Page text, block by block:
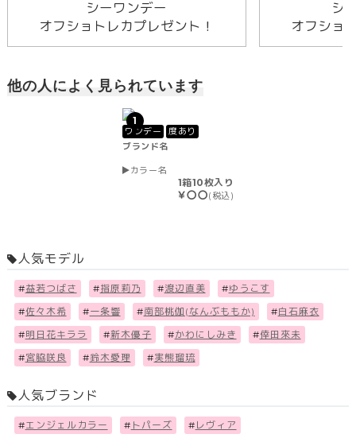
シーワンデー
オフショトレカプレゼント！
シ
オフショ
他の人によく見られています
1
ワンデー
度あり
ブランド名
カラー名
1箱10枚入り
￥〇〇(税込)
人気モデル
#益若つばさ #指原莉乃 #渡辺直美 #ゆうこす
#佐々木希 #一条響 #南部桃伽(なんぶももか) #白石麻衣
#明日花キララ #新木優子 #かわにしみき #倖田來未
#宮脇咲良 #鈴木愛理 #実熊瑠琉
人気ブランド
#エンジェルカラー # トパーズ # レヴィア